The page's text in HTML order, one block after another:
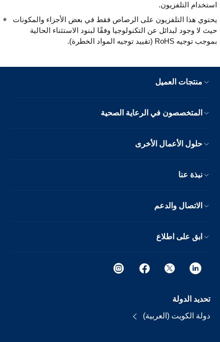
استخدام التلفزيون.
يحتوي هذا التلفزيون على الرصاص فقط في بعض الأجزاء والمكونات
حيث لا وجود لبدائل عن التكنولوجيا وفقًا لبنود الاستثناء الحالية
بموجب توجيه RoHS (تقييد توجيه المواد الخطرة).
منتجات العميل
المتخصصون في الرعاية الصحية
حلول الأعمال الأخرى
نبذة عنا
الاتصال والدعم
ابق على اطلاع
تحديد الدولة
دولة الكويت (العربية)